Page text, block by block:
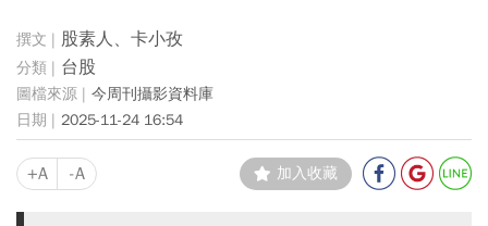
股素人、卡小孜
台股
今周刊攝影資料庫
2025-11-24 16:54
+A -A 加入收藏